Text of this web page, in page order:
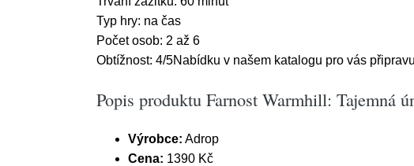
Typ hry: na čas
Počet osob: 2 až 6
Obtížnost: 4/5Nabídku v našem katalogu pro vás
Popis produktu Farnost Warmhill: Tajemná
Výrobce: Adrop
Cena: 1390 Kč